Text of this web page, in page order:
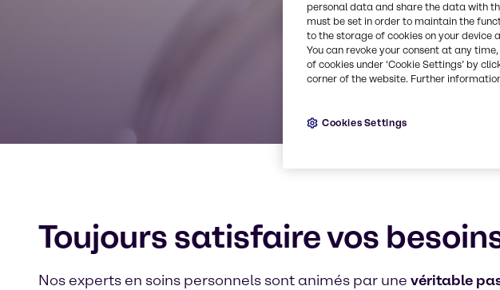
Toujours satisfaire vos
Nos experts en soins personnels sont animés par une véritable
personal data and share the data with
must be set in order to maintain the
to the storage of cookies on your
You can revoke your consent at any
of cookies under ‘Cookie Settings’ by
corner of the website. Further
Cookies Settings